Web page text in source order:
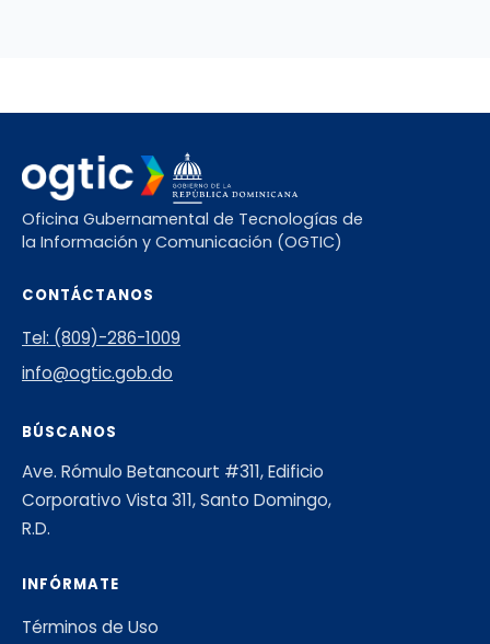
Oficina Gubernamental de Tecnologías de
la Información y Comunicación (OGTIC)
CONTÁCTANOS
Tel: (809)-286-1009
info@ogtic.gob.do
BÚSCANOS
Ave. Rómulo Betancourt #311, Edificio
Corporativo Vista 311, Santo Domingo,
R.D.
INFÓRMATE
Términos de Uso